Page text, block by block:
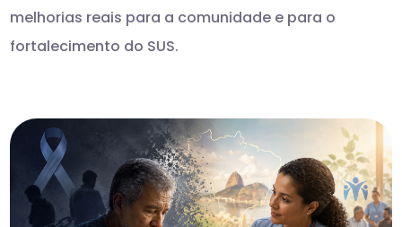
melhorias reais para a comunidade e para o
fortalecimento do SUS.